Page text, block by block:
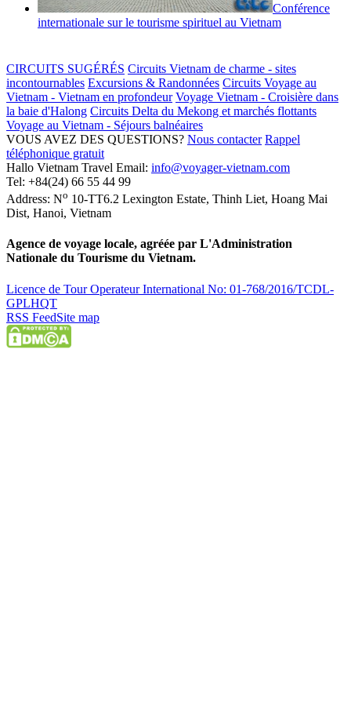
Conférence
internationale sur le tourisme spirituel au Vietnam
CIRCUITS SUGÉRÉS Circuits Vietnam de charme - sites
incontournables Excursions & Randonnées Circuits Voyage au
Vietnam - Vietnam en profondeur Voyage Vietnam - Croisière dans
la baie d'Halong Circuits Delta du Mekong et marchés flottants
Voyage au Vietnam - Séjours balnéaires
VOUS AVEZ DES QUESTIONS? Nous contacter Rappel
téléphonique gratuit
Hallo Vietnam Travel Email: info@voyager-vietnam.com
Tel: +84(24) 66 55 44 99
Address: No 10-TT6.2 Lexington Estate, Thinh Liet, Hoang Mai
Dist, Hanoi, Vietnam
Agence de voyage locale, agréée par L'Administration
Nationale du Tourisme du Vietnam.
Licence de Tour Operateur International No: 01-768/2016/TCDL-
GPLHQT
RSS FeedSite map